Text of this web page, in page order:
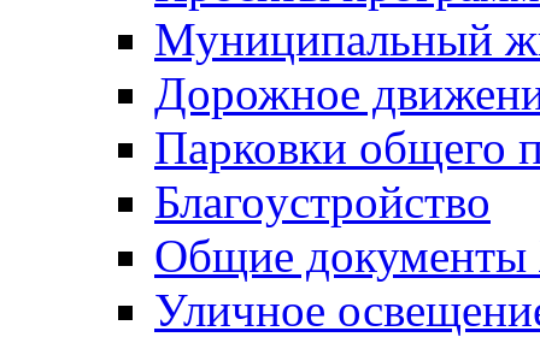
Муниципальный
Дорожное
Парковки общего
Благоустройство
Общие
Уличное